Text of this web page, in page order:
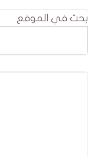
بحث في الموقع